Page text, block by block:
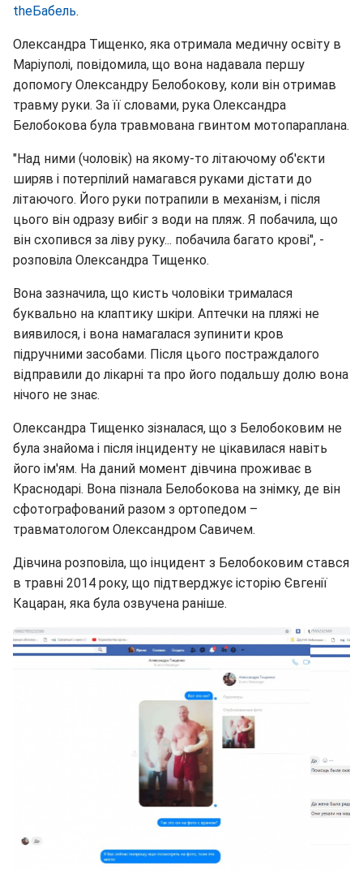
theБабель.
Олександра Тищенко, яка отримала медичну освіту в
Маріуполі, повідомила, що вона надавала першу
допомогу Олександру Белобокову, коли він отримав
травму руки. За її словами, рука Олександра
Белобокова була травмована гвинтом мотопараплана.
"Над ними (чоловік) на якому-то літаючому об'єкти
ширяв і потерпілий намагався руками дістати до
літаючого. Його руки потрапили в механізм, і після
цього він одразу вибіг з води на пляж. Я побачила, що
він схопився за ліву руку... побачила багато крові", -
розповіла Олександра Тищенко.
Вона зазначила, що кисть чоловіки трималася
буквально на клаптику шкіри. Аптечки на пляжі не
виявилося, і вона намагалася зупинити кров
підручними засобами. Після цього постраждалого
відправили до лікарні та про його подальшу долю вона
нічого не знає.
Олександра Тищенко зізналася, що з Белобоковим не
була знайома і після інциденту не цікавилася навіть
його ім'ям. На даний момент дівчина проживає в
Краснодарі. Вона пізнала Белобокова на знімку, де він
сфотографований разом з ортопедом –
травматологом Олександром Савичем.
Дівчина розповіла, що інцидент з Белобоковим стався
в травні 2014 року, що підтверджує історію Євгенії
Кацаран, яка була озвучена раніше.